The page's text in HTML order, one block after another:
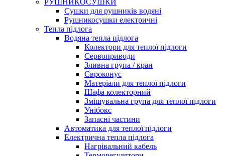
РУШНИКОСУШКИ
Сушки для рушників водяні
Рушникосушки електричні
Тепла підлога
Водяна тепла підлога
Колектори для теплої підлоги
Сервоприводи
Зливна група / кран
Євроконус
Матеріали для теплої підлоги
Шафа колекторний
Змішувальна група для теплої підлоги
Унібокс
Запасні частини
Автоматика для теплої підлоги
Електрична тепла підлога
Нагрівальний кабель